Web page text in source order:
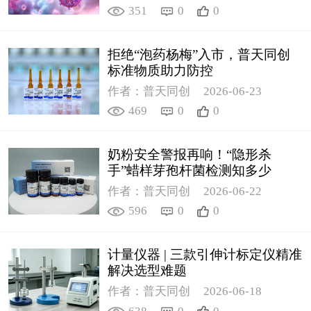
351 0 0
拒绝“泡药杨梅”入市，普天同创
标准物质助力防控
作者：普天同创
2026-06-23
469
0 0
奶粉安全警报再响！“隐形杀
手”蜡样芽孢杆菌检测知多少
作者：普天同创
2026-06-22
596
0 0
计量仪器 | 三款引伸计标定仪精准
解决选型难题
作者：普天同创
2026-06-18